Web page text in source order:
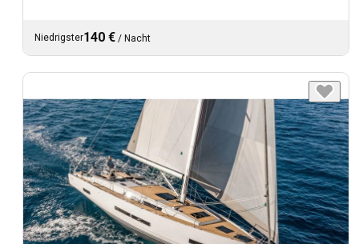
Niedrigster140 € / Nacht